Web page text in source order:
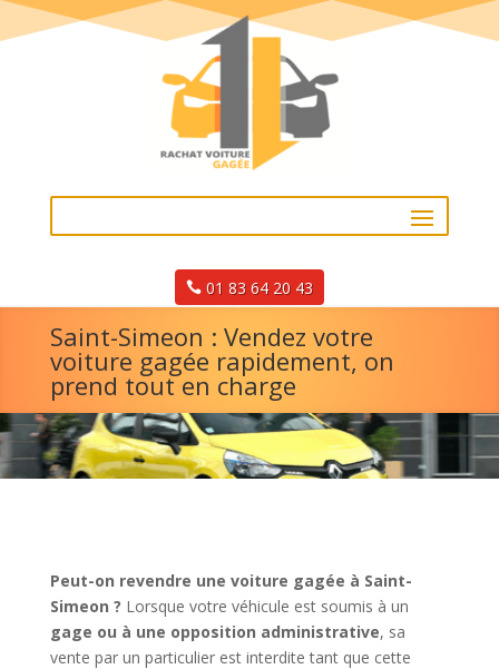
01 83 64 20 43
Saint-Simeon : Vendez votre
voiture gagée rapidement, on
prend tout en charge
Peut-on revendre une voiture gagée à Saint-
Simeon ? Lorsque votre véhicule est soumis à un
gage ou à une opposition administrative, sa
vente par un particulier est interdite tant que cette